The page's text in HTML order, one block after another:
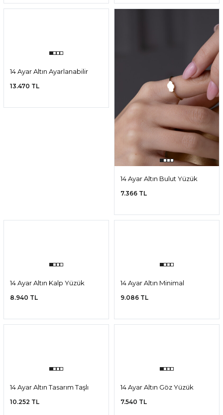
14 Ayar Altın Baget Yüzük 14 Ayar Altın Kelebek Yüzük
8.100 TL
14 Ayar Altın Taş Kelebek
Yüzük
14 Ayar Altın Mineli Nazar
Yüzük